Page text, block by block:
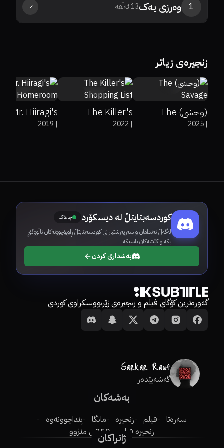
1 وەرزی یەک13ئەڵقە
زنجیرەی زیاتر
8.3
0%
0%
(وحشی) The
Savage|
2025
The Killer's
Shopping List|
2022
Mr. Hiiragi's
Homeroom|
2019
کوردسەبتایتڵ لە دیسکۆرد چالاک
لەگەڵ ئەندامان و سەرپەرشتیارانی کوردسەبتایتڵ ڕاوبۆچوونەکان ئاڵووگۆڕ
بکە و کێشەکان باسبکە.
بەشداری کردن
گەورەترین کۆگای فیلم و زنجیرەی ژێرنووسکراوی کوردی
گەشەپێدەر
بەشەکان
سەرەتا فیلم زنجیرە مانگا
پێداچوونەوە
زنجیرە فیلم
250ـی مێژوو
ژانراکان